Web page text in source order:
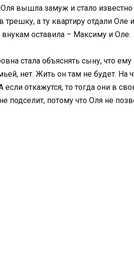
вышла замуж и стало
трешку, а ту квартиру отдали
внукам оставила – Максиму и Оле.
стала объяснять сыну, что
нет. Жить он там не будет. На
если откажутся, то тогда они в
подселит, потому что Оля не